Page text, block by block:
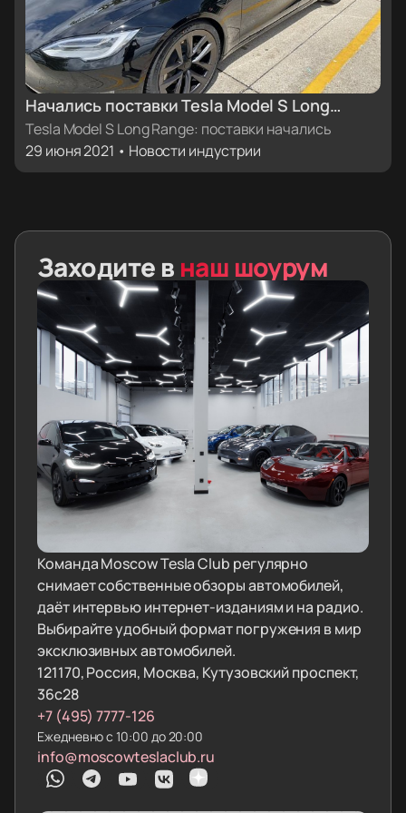
Начались поставки Tesla Model S Long
Range
Tesla Model S Long Range: поставки начались
29 июня 2021 • Новости индустрии
Заходите в наш шоурум
Команда Moscow Tesla Club регулярно
снимает собственные обзоры автомобилей,
даёт интервью интернет-изданиям и на радио.
Выбирайте удобный формат погружения в мир
эксклюзивных автомобилей.
121170, Россия, Москва, Кутузовский проспект,
36с28
+7 (495) 7777-126
Ежедневно с 10:00 до 20:00
info@moscowteslaclub.ru